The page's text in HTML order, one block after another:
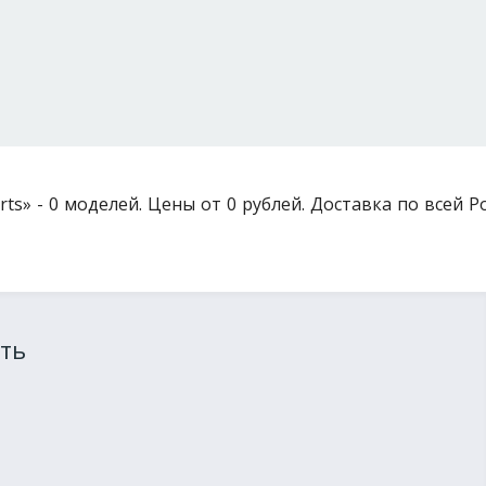
- 0 моделей. Цены от 0 рублей. Доставка по всей